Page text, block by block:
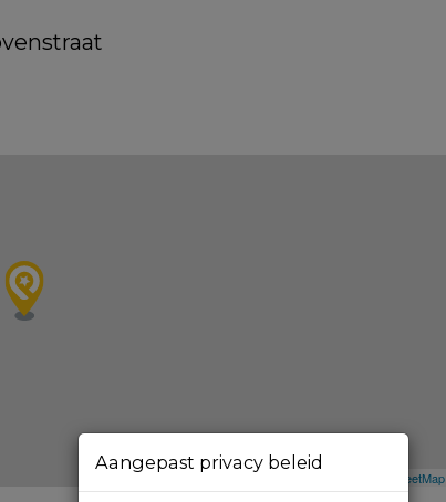
Leaflet OpenStreetMap
Aangepast privacy beleid